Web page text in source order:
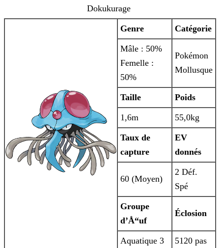
Dokukurage
Genre Catégorie
Mâle : 50%
Femelle :
50%
Pokémon
Mollusque
Taille Poids
1,6m 55,0kg
Taux de
capture
EV
donnés
60 (Moyen)
2 Déf.
Spé
Groupe
d’Å“uf
Éclosion
Aquatique 3 5120 pas